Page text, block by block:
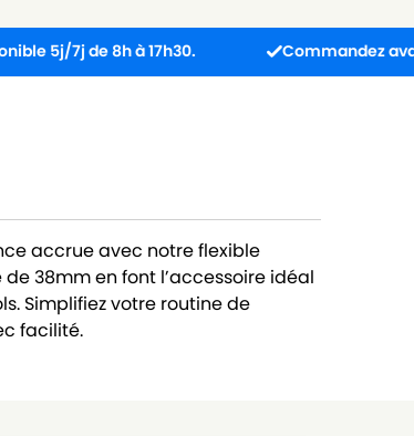
de 8h à 17h30. Commandez avant 13h :
accrue avec notre flexible
38mm en font l’accessoire idéal
Simplifiez votre routine de
facilité.